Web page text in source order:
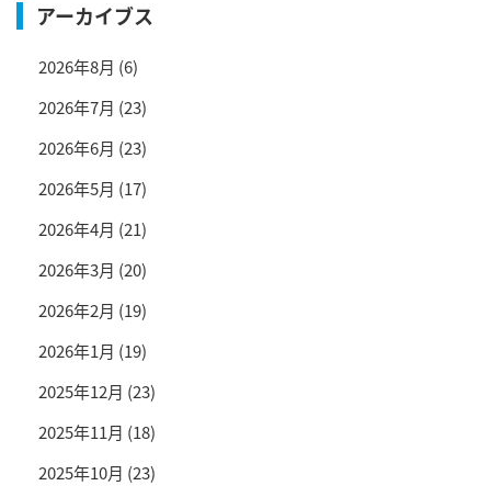
アーカイブス
2026年8月 (6)
2026年7月 (23)
2026年6月 (23)
2026年5月 (17)
2026年4月 (21)
2026年3月 (20)
2026年2月 (19)
2026年1月 (19)
2025年12月 (23)
2025年11月 (18)
2025年10月 (23)